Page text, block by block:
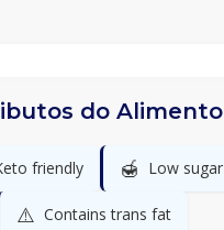
do Alimento
friendly 🍯 Low sugar
⚠️ Contains trans fat